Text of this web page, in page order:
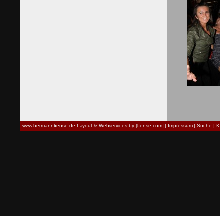
www.hermannbense.de Layout & Webservices by [bense.com] Impressum Suche